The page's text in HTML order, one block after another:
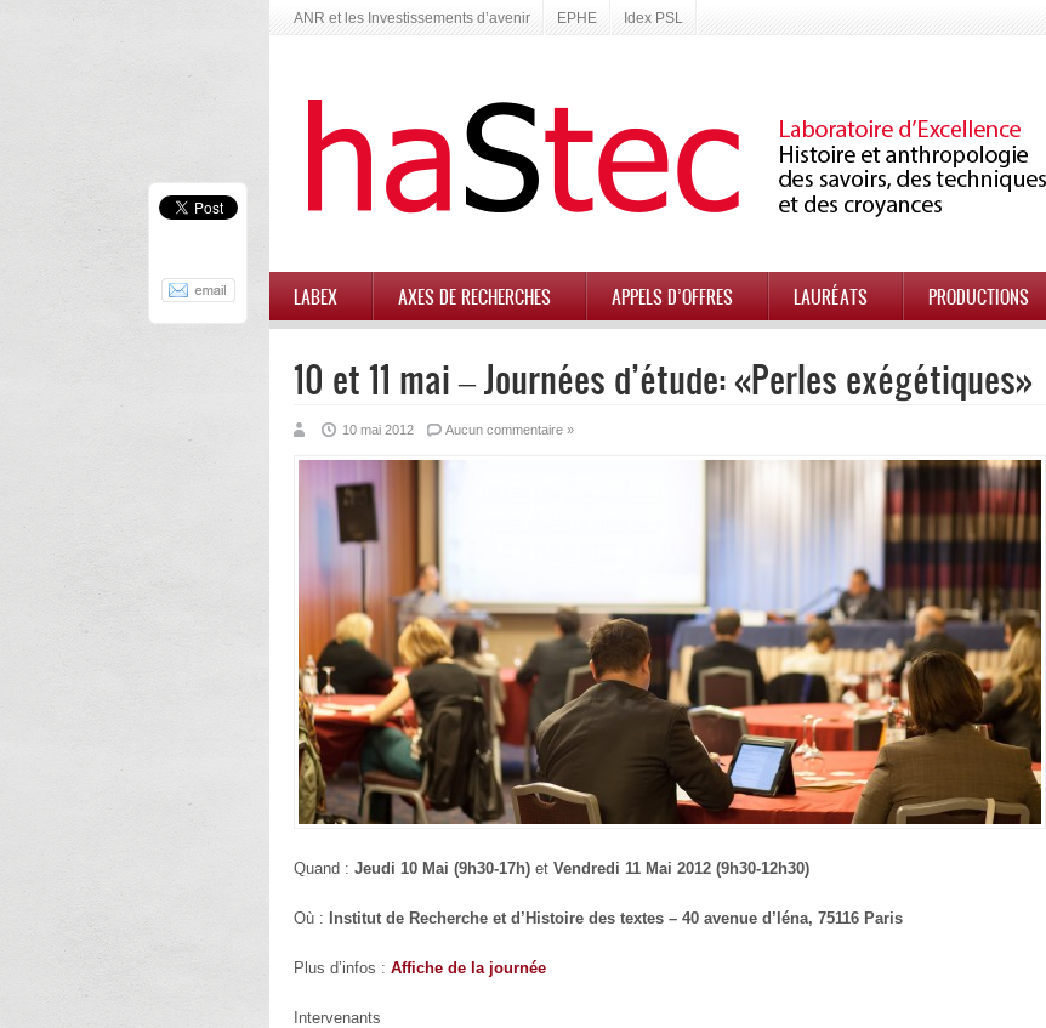
ANR et les Investissements d’avenir EPHE Idex PSL
LABEX AXES DE RECHERCHES APPELS D’OFFRES LAURÉATS PRODUCTIONS
10 et 11 mai – Journées d’étude: «Perles exégétiques»
10 mai 2012 Aucun commentaire »
Quand : Jeudi 10 Mai (9h30-17h) et Vendredi 11 Mai 2012 (9h30-12h30)
Où : Institut de Recherche et d’Histoire des textes – 40 avenue d’Iéna, 75116 Paris
Plus d’infos : Affiche de la journée
Intervenants